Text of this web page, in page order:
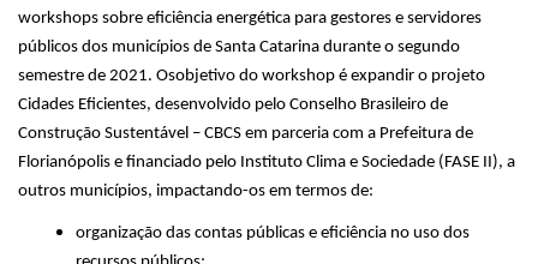
workshops sobre eficiência energética para gestores e servidores
públicos dos municípios de Santa Catarina durante o segundo
semestre de 2021. Osobjetivo do workshop é expandir o projeto
Cidades Eficientes, desenvolvido pelo Conselho Brasileiro de
Construção Sustentável – CBCS em parceria com a Prefeitura de
Florianópolis e financiado pelo Instituto Clima e Sociedade (FASE II), a
outros municípios, impactando-os em termos de:
organização das contas públicas e eficiência no uso dos